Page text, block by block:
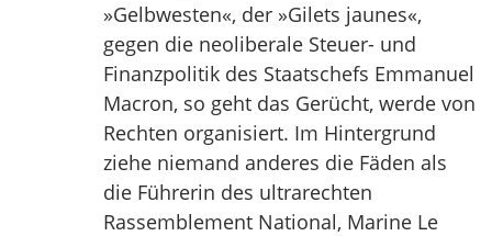
»Gelbwesten«, der »Gilets jaunes«,
gegen die neoliberale Steuer- und
Finanzpolitik des Staatschefs Emmanuel
Macron, so geht das Gerücht, werde von
Rechten organisiert. Im Hintergrund
ziehe niemand anderes die Fäden als
die Führerin des ultrarechten
Rassemblement National, Marine Le